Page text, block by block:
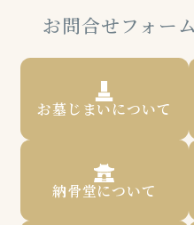
お問合せフォー
お墓じまいについて
納骨堂について